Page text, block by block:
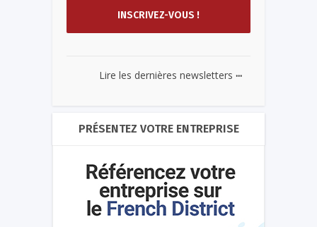
Lire les dernières newsletters ...
PRÉSENTEZ VOTRE ENTREPRISE